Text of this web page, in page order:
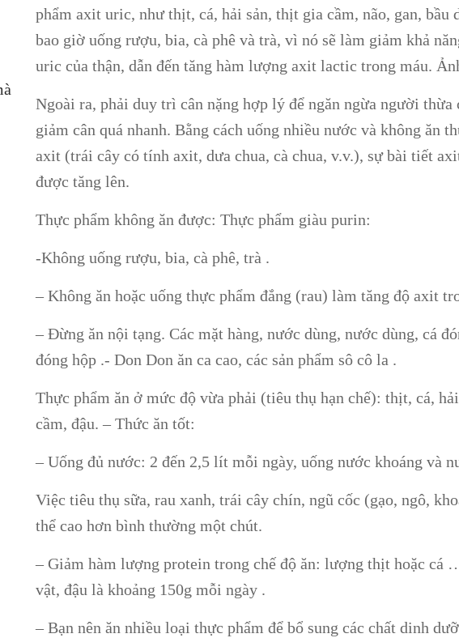
phẩm axit uric, như thịt, cá, hải sản, thịt gia cầm, não, gan, bầu
bao giờ uống rượu, bia, cà phê và trà, vì nó sẽ làm giảm khả
uric của thận, dẫn đến tăng hàm lượng axit lactic trong máu.
Ngoài ra, phải duy trì cân nặng hợp lý để ngăn ngừa người thừa
giảm cân quá nhanh. Bằng cách uống nhiều nước và không ăn
axit (trái cây có tính axit, dưa chua, cà chua, v.v.), sự bài tiết
được tăng lên.
Thực phẩm không ăn được: Thực phẩm giàu purin:
-Không uống rượu, bia, cà phê, trà .
– Không ăn hoặc uống thực phẩm đắng (rau) làm tăng độ axit
– Đừng ăn nội tạng. Các mặt hàng, nước dùng, nước dùng, cá
đóng hộp .- Don Don ăn ca cao, các sản phẩm sô cô la .
Thực phẩm ăn ở mức độ vừa phải (tiêu thụ hạn chế): thịt, cá,
cầm, đậu. – Thức ăn tốt:
– Uống đủ nước: 2 đến 2,5 lít mỗi ngày, uống nước khoáng và
Việc tiêu thụ sữa, rau xanh, trái cây chín, ngũ cốc (gạo, ngô,
thể cao hơn bình thường một chút.
– Giảm hàm lượng protein trong chế độ ăn: lượng thịt hoặc cá
vật, đậu là khoảng 150g mỗi ngày .
– Bạn nên ăn nhiều loại thực phẩm để bổ sung các chất dinh